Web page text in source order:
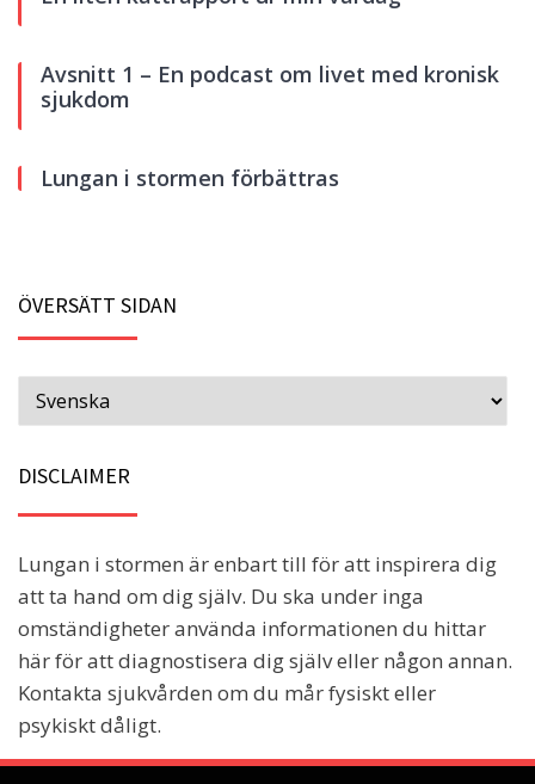
Avsnitt 1 – En podcast om livet med kronisk
sjukdom
Lungan i stormen förbättras
ÖVERSÄTT SIDAN
DISCLAIMER
Lungan i stormen är enbart till för att inspirera dig
att ta hand om dig själv. Du ska under inga
omständigheter använda informationen du hittar
här för att diagnostisera dig själv eller någon annan.
Kontakta sjukvården om du mår fysiskt eller
psykiskt dåligt.